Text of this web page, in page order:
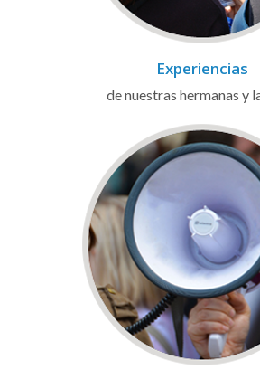
Experiencias
de nuestras hermanas y